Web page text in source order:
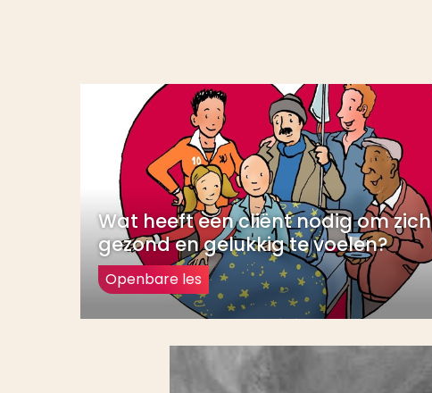
Wat heeft een cliënt nodig om zich
gezond en gelukkig te voelen?
Openbare les